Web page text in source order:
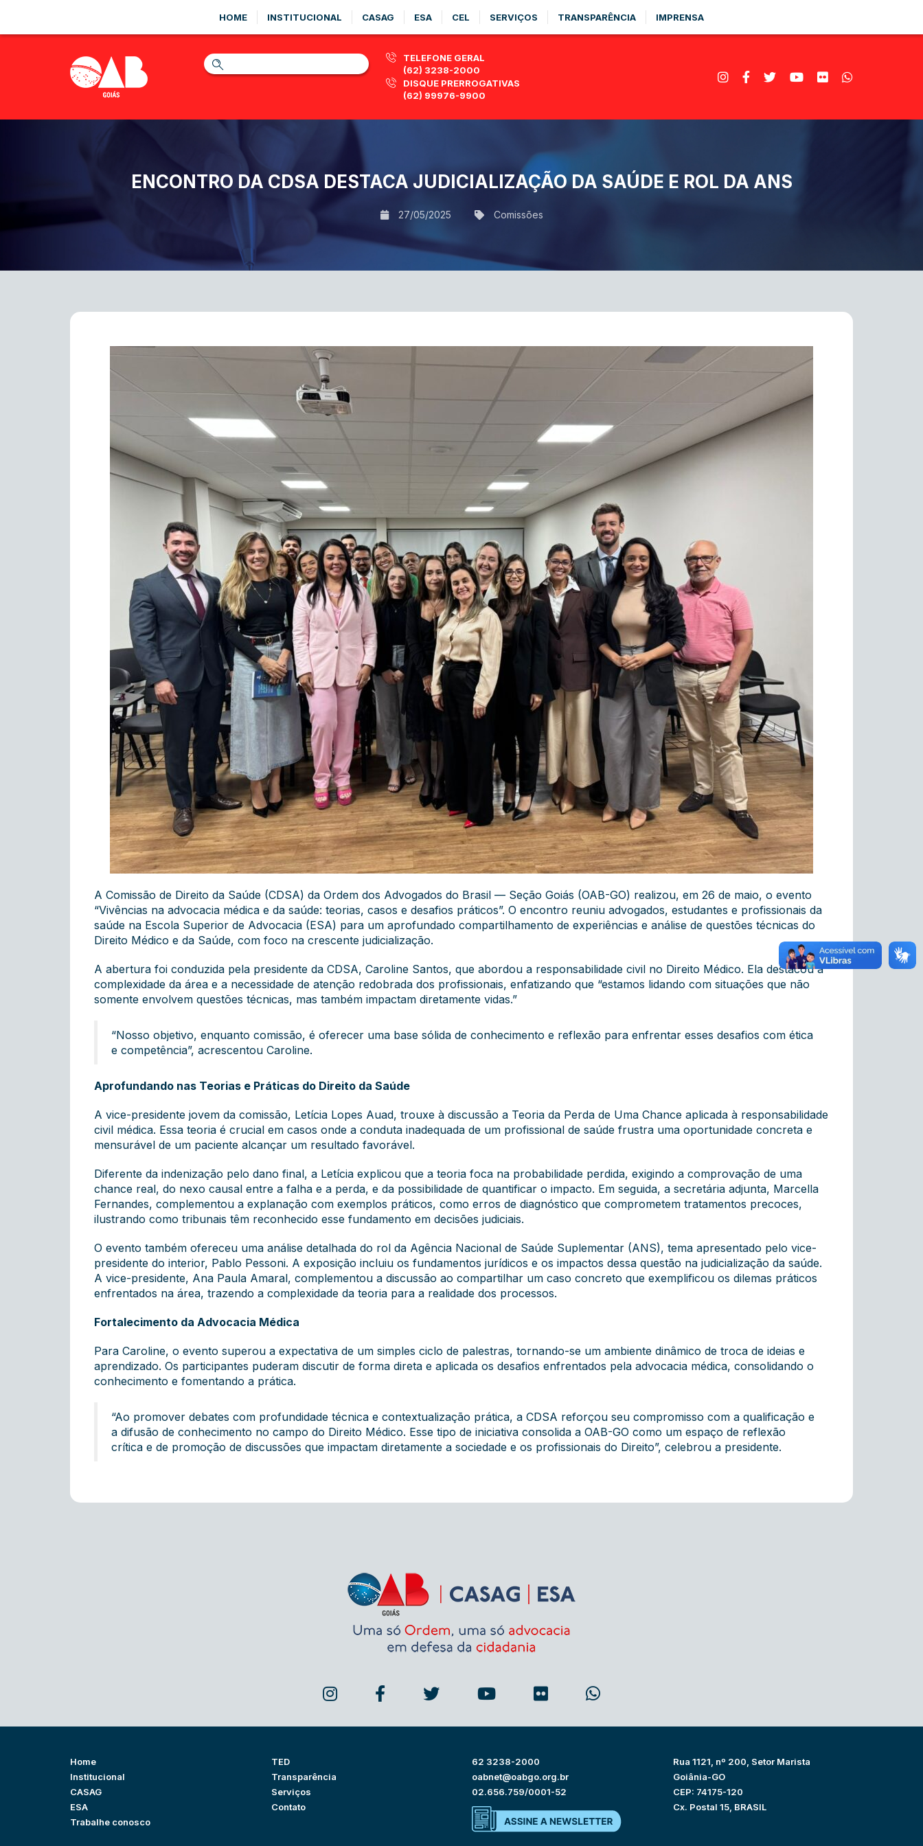
HOME INSTITUCIONAL CASAG ESA CEL SERVIÇOS TRANSPARÊNCIA IMPRENSA
TELEFONE GERAL
(62) 3238-2000
DISQUE PRERROGATIVAS
(62) 99976-9900
ENCONTRO DA CDSA DESTACA JUDICIALIZAÇÃO DA SAÚDE E ROL DA ANS
27/05/2025 Comissões
A Comissão de Direito da Saúde (CDSA) da Ordem dos Advogados do Brasil — Seção Goiás (OAB-GO) realizou, em 26 de maio, o evento
“Vivências na advocacia médica e da saúde: teorias, casos e desafios práticos”. O encontro reuniu advogados, estudantes e profissionais da
saúde na Escola Superior de Advocacia (ESA) para um aprofundado compartilhamento de experiências e análise de questões técnicas do
Direito Médico e da Saúde, com foco na crescente judicialização.
A abertura foi conduzida pela presidente da CDSA, Caroline Santos, que abordou a responsabilidade civil no Direito Médico. Ela destacou a
complexidade da área e a necessidade de atenção redobrada dos profissionais, enfatizando que “estamos lidando com situações que não
somente envolvem questões técnicas, mas também impactam diretamente vidas.”
“Nosso objetivo, enquanto comissão, é oferecer uma base sólida de conhecimento e reflexão para enfrentar esses desafios com ética
e competência”, acrescentou Caroline.
Aprofundando nas Teorias e Práticas do Direito da Saúde
A vice-presidente jovem da comissão, Letícia Lopes Auad, trouxe à discussão a Teoria da Perda de Uma Chance aplicada à responsabilidade
civil médica. Essa teoria é crucial em casos onde a conduta inadequada de um profissional de saúde frustra uma oportunidade concreta e
mensurável de um paciente alcançar um resultado favorável.
Diferente da indenização pelo dano final, a Letícia explicou que a teoria foca na probabilidade perdida, exigindo a comprovação de uma
chance real, do nexo causal entre a falha e a perda, e da possibilidade de quantificar o impacto. Em seguida, a secretária adjunta, Marcella
Fernandes, complementou a explanação com exemplos práticos, como erros de diagnóstico que comprometem tratamentos precoces,
ilustrando como tribunais têm reconhecido esse fundamento em decisões judiciais.
O evento também ofereceu uma análise detalhada do rol da Agência Nacional de Saúde Suplementar (ANS), tema apresentado pelo vice-
presidente do interior, Pablo Pessoni. A exposição incluiu os fundamentos jurídicos e os impactos dessa questão na judicialização da saúde.
A vice-presidente, Ana Paula Amaral, complementou a discussão ao compartilhar um caso concreto que exemplificou os dilemas práticos
enfrentados na área, trazendo a complexidade da teoria para a realidade dos processos.
Fortalecimento da Advocacia Médica
Para Caroline, o evento superou a expectativa de um simples ciclo de palestras, tornando-se um ambiente dinâmico de troca de ideias e
aprendizado. Os participantes puderam discutir de forma direta e aplicada os desafios enfrentados pela advocacia médica, consolidando o
conhecimento e fomentando a prática.
“Ao promover debates com profundidade técnica e contextualização prática, a CDSA reforçou seu compromisso com a qualificação e
a difusão de conhecimento no campo do Direito Médico. Esse tipo de iniciativa consolida a OAB-GO como um espaço de reflexão
crítica e de promoção de discussões que impactam diretamente a sociedade e os profissionais do Direito”, celebrou a presidente.
Home
Institucional
CASAG
ESA
Trabalhe conosco
TED
Transparência
Serviços
Contato
62 3238-2000
oabnet@oabgo.org.br
02.656.759/0001-52
Rua 1121, nº 200, Setor Marista
Goiânia-GO
CEP: 74175-120
Cx. Postal 15, BRASIL